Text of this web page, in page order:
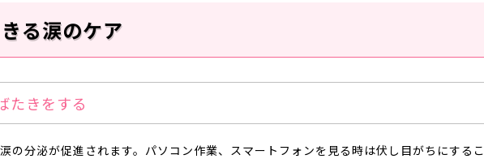
る涙のケア
たきをする
の分泌が促進されます。パソコン作業、スマートフォンを見る時は伏し目がちにするこ